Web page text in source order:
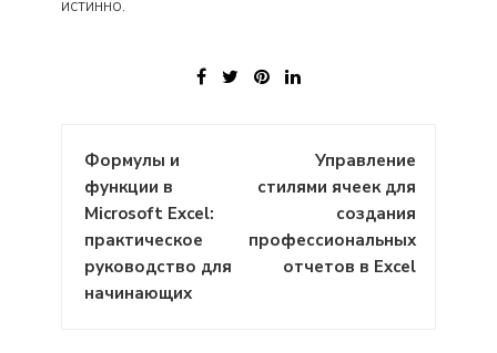
истинно.
Навигация
по
записям
Формулы и
функции в
Microsoft Excel:
практическое
руководство для
начинающих
Управление
стилями ячеек для
создания
профессиональных
отчетов в Excel